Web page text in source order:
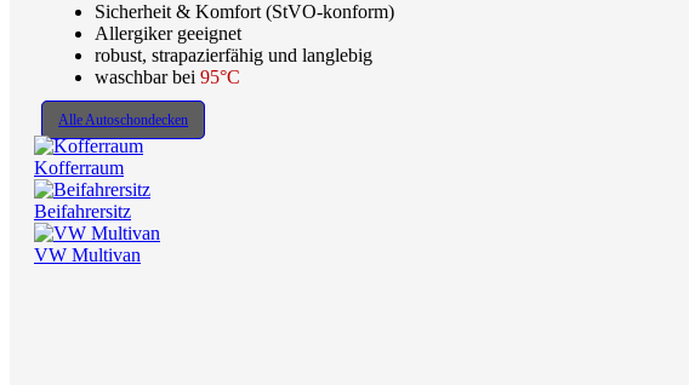
Sicherheit & Komfort (StVO-konform)
Allergiker geeignet
robust, strapazierfähig und langlebig
waschbar bei 95°C
Alle Autoschondecken
Kofferraum
Beifahrersitz
VW Multivan